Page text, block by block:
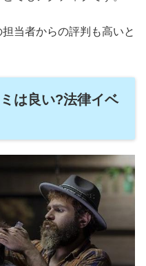
当者からの評判も高いと
は良い?法律イベ